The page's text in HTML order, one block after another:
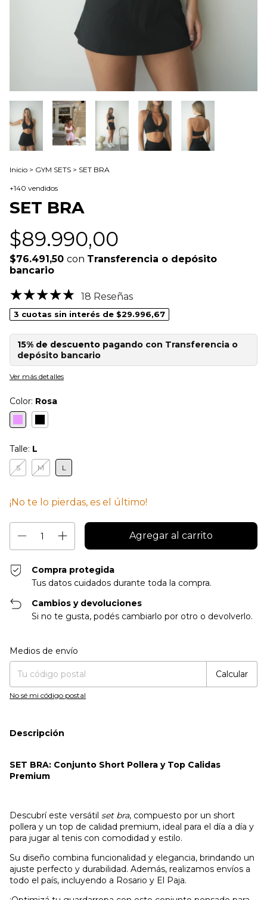
Inicio > GYM SETS > SET BRA
+140 vendidos
SET BRA
$89.990,00
$76.491,50 con Transferencia o depósito
bancario
18 Reseñas
3 cuotas sin interés de $29.996,67
15% de descuento pagando con Transferencia o
depósito bancario
Ver más detalles
Color: Rosa
Talle: L
S M L
¡No te lo pierdas, es el último!
Compra protegida
Tus datos cuidados durante toda la compra.
Cambios y devoluciones
Si no te gusta, podés cambiarlo por otro o devolverlo.
Entregas para el CP:
Medios de envío
Calcular
No sé mi código postal
Descripción
SET BRA: Conjunto Short Pollera y Top Calidas
Premium
Descubrí este versátil set bra, compuesto por un short
pollera y un top de calidad premium, ideal para el día a día y
para jugar al tenis con comodidad y estilo.
Su diseño combina funcionalidad y elegancia, brindando un
ajuste perfecto y durabilidad. Además, realizamos envíos a
todo el país, incluyendo a Rosario y El Paja.